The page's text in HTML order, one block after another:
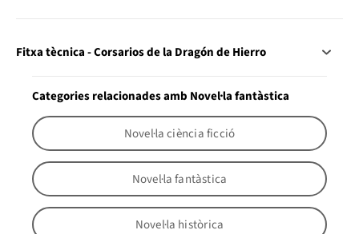
Fitxa tècnica - Corsarios de la Dragón de Hierro
Categories relacionades amb Novel·la fantàstica
Novel·la ciència ficció
Novel·la fantàstica
Novel·la històrica